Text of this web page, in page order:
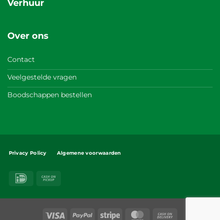
Verhuur
Over ons
Contact
Veelgestelde vragen
Boodschappen bestellen
Privacy Policy Algemene voorwaarden
IDeal
Pickup
Visa PayPal Stripe MasterCard